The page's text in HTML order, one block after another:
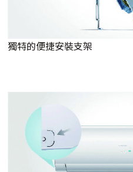
獨特的便捷安裝支架